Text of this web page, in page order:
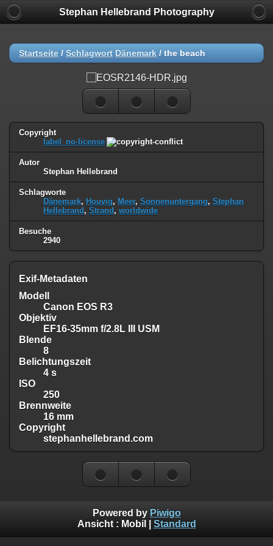
Stephan Hellebrand Photography
Startseite / Schlagwort Dänemark / the beach
Copyright
label_no-license
Autor
Stephan Hellebrand
Schlagworte
Dänemark, Houvig, Meer, Sonnenuntergang, Stephan
Hellebrand , Strand , worldwide
Besuche
2940
Exif-Metadaten
Modell
Canon EOS R3
Objektiv
EF16-35mm f/2.8L III USM
Blende
8
Belichtungszeit
4 s
ISO
250
Brennweite
16 mm
Copyright
stephanhellebrand.com
Powered by Piwigo
Ansicht : Mobil Standard